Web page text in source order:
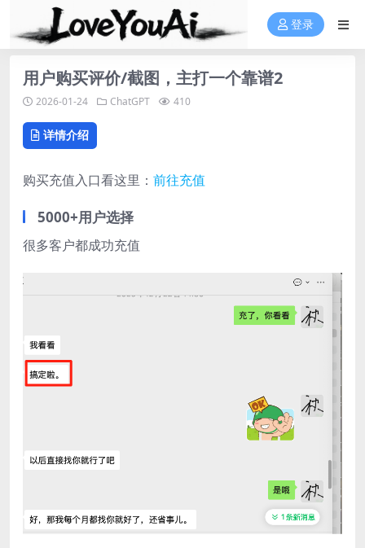
登录
用户购买评价/截图，主打一个靠谱2
2026-01-24 ChatGPT 410
详情介绍
购买充值入口看这里： 前往充值
5000+用户选择
很多客户都成功充值